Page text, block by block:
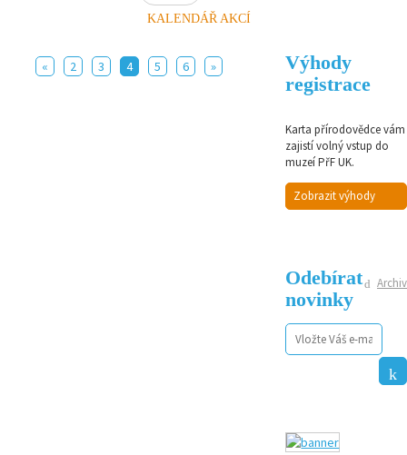
KALENDÁŘ AKCÍ
« 2 3 4 5 6 »
Výhody
registrace
Karta přírodovědce vám
zajistí volný vstup do
muzeí PřF UK.
Zobrazit výhody
Archiv
Odebírat
novinky